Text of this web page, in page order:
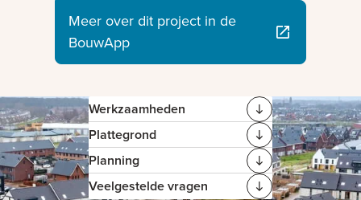
Meer over dit project in de
BouwApp
Werkzaamheden
Plattegrond
Planning
Veelgestelde vragen